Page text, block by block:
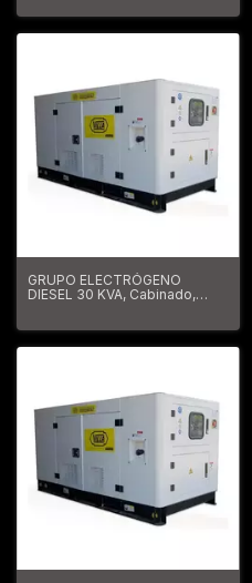
GRUPO ELECTRÓGENO
DIESEL 30 KVA, Cabinado,